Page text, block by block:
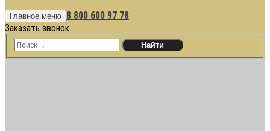
Главное меню 8 800 600 97 78
Заказать звонок